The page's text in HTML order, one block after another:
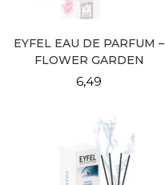
EYFEL EAU DE PARFUM –
FLOWER GARDEN
6,49